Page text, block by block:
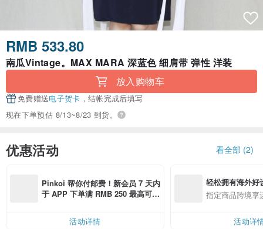
RMB 533.80
南瓜Vintage。MAX MARA 深蓝色 细肩带 弹性 洋装
放入购物车
免费赠送电子贺卡 ，结帐完成后填写
现在下单预估 8/13~8/23 到货。
优惠活动 看全部 (2)
Pinkoi 帮你付邮费！新会员 7 天内
于 APP 下单满 RMB 250 最高可折
活动详情
轻松拥有海外好
指定商品跨境享
活动详